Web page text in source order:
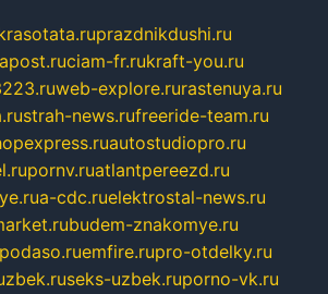
prazdnikdushi.ru
ciam-fr.rukraft-you.ru
web-explore.rurastenuya.ru
strah-news.rufreeride-team.ru
autostudiopro.ru
pornv.ruatlantpereezd.ru
a-cdc.ruelektrostal-news.ru
budem-znakomye.ru
emfire.rupro-otdelky.ru
seks-uzbek.ruporno-vk.ru